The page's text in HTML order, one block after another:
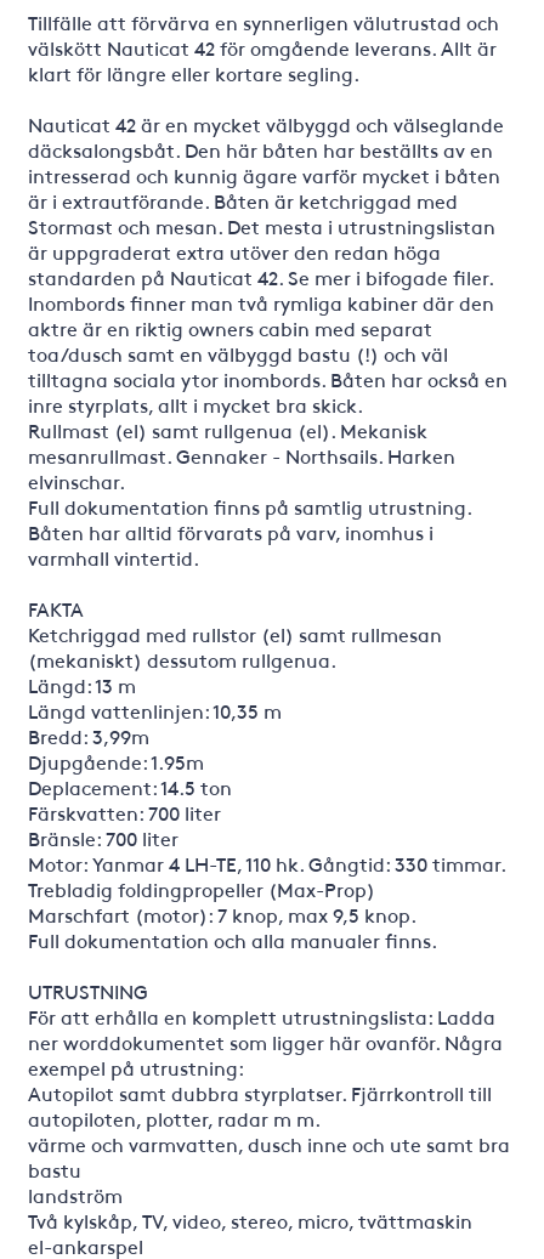
Tillfälle att förvärva en synnerligen välutrustad och
välskött Nauticat 42 för omgående leverans. Allt är
klart för längre eller kortare segling.
Nauticat 42 är en mycket välbyggd och välseglande
däcksalongsbåt. Den här båten har beställts av en
intresserad och kunnig ägare varför mycket i båten
är i extrautförande. Båten är ketchriggad med
Stormast och mesan. Det mesta i utrustningslistan
är uppgraderat extra utöver den redan höga
standarden på Nauticat 42. Se mer i bifogade filer.
Inombords finner man två rymliga kabiner där den
aktre är en riktig owners cabin med separat
toa/dusch samt en välbyggd bastu (!) och väl
tilltagna sociala ytor inombords. Båten har också en
inre styrplats, allt i mycket bra skick.
Rullmast (el) samt rullgenua (el). Mekanisk
mesanrullmast. Gennaker - Northsails. Harken
elvinschar.
Full dokumentation finns på samtlig utrustning.
Båten har alltid förvarats på varv, inomhus i
varmhall vintertid.
FAKTA
Ketchriggad med rullstor (el) samt rullmesan
(mekaniskt) dessutom rullgenua.
Längd: 13 m
Längd vattenlinjen: 10,35 m
Bredd: 3,99m
Djupgående: 1.95m
Deplacement: 14.5 ton
Färskvatten: 700 liter
Bränsle: 700 liter
Motor: Yanmar 4 LH-TE, 110 hk. Gångtid: 330 timmar.
Trebladig foldingpropeller (Max-Prop)
Marschfart (motor): 7 knop, max 9,5 knop.
Full dokumentation och alla manualer finns.
UTRUSTNING
För att erhålla en komplett utrustningslista: Ladda
ner worddokumentet som ligger här ovanför. Några
exempel på utrustning:
Autopilot samt dubbra styrplatser. Fjärrkontroll till
autopiloten, plotter, radar m m.
värme och varmvatten, dusch inne och ute samt bra
bastu
landström
Två kylskåp, TV, video, stereo, micro, tvättmaskin
el-ankarspel